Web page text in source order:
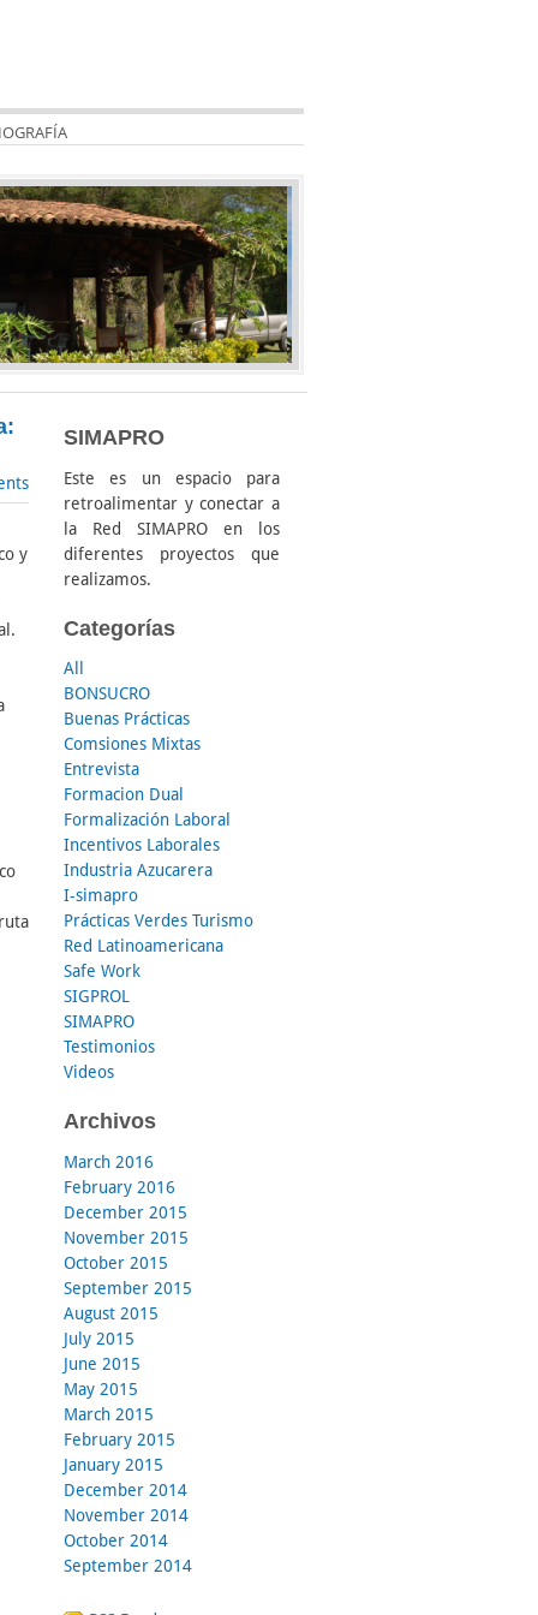
y
SIMAPRO
Este es un espacio para
retroalimentar y conectar a
la Red SIMAPRO en los
diferentes proyectos que
realizamos.
Categorías
All
BONSUCRO
Buenas Prácticas
Comsiones Mixtas
Entrevista
Formacion Dual
Formalización Laboral
Incentivos Laborales
Industria Azucarera
I-simapro
Prácticas Verdes Turismo
Red Latinoamericana
Safe Work
SIGPROL
SIMAPRO
Testimonios
Videos
Archivos
March 2016
February 2016
December 2015
November 2015
October 2015
September 2015
August 2015
July 2015
June 2015
May 2015
March 2015
February 2015
January 2015
December 2014
November 2014
October 2014
September 2014